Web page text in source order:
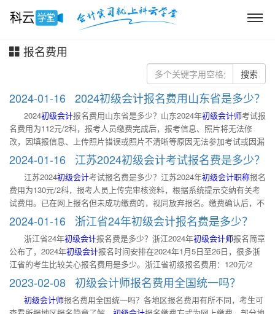
报名费用
搜索
2024-01-16 2024初级会计报名费用山东省是多少？
2024初级会计报名费用山东省是多少？山东2024年初级会计师考试报
名费用为112元/2科，报考人员缴费完成后，报考信息、照片将无法修
改，因填报信息、上传照片错误或照片不清晰等原因无法参加考试或因漏
缴费用导致报名失败的，由报考人员自行承担责任。 ✅ 各地报名时间&入
口汇总 ✅ 报名流程 ✅各地政策查询 ✅ 辅导教材 一、2024初级会计报名
费用山东省是多少？ 2024江苏初级会计报名考务费每科次56元。报考人
员务必在规定期限内完成初级会计师报名、缴费等事宜，填报信息应真实
完整，照片应人脸清晰、亮度适中。报考人员缴费完成后，报考信息、照
片将无法修改，因填报信息、上传照片错误或照片不清晰等原因无法参加
级会计备考应该做哪些题？ 1.章节习题：章节习题是比较基础性的题目，
在学完一个单选的内容后，做一做章节练习题，可以帮助考生进一步理解
和巩固学完的知识点。 2.历年真题：初级会计历年真题对于各位考生来说
是非常贴近考试的习题了，正常来讲，考生把教材上知识点复习完一遍
后，就可以去做历年真题了。 3.模拟试卷：在冲刺阶段，考生还要做一做
模
2024-01-16 江苏2024初级会计考试报名费是多少？
江苏2024初级会计考试报名费是多少？江苏2024年初级会计职称报名
费用为130元/2科，报考人员上传完审核资料，根据系统提示交纳有关考
试费用。已在网上报名但未成功缴费的，视同放弃报名。缴费确认后，不
再办理退费。 ✅ 各地报名时间&入口汇总 ✅ 报名流程 ✅各地政策查询 ✅
辅导教材 一、江苏2024初级会计考试报名费是多少？ 江苏2024初级会计
考试报名费已发布，依据苏价费函[2011]30号文件规定，我省会计初级资
格考试收费标准为：报名费，每人10元。考试费，每科60元。 二、初级
会计教材会有变化吗？ 初级会计考试教材每年都会有一些改动，但是每
年的变化程度不太一样。有些年度变化大一些，有些年度只进行小的修
教材及时学习，大家很有可能在考场丢分。因此教材还是很重要的。
2024-01-16 浙江省24年初级会计报名费是多少？
浙江省24年初级会计报名费是多少？浙江2024年初级会计师报名简章
公布了，2024年初级会计报名时间安排在2024年1月5日至26日，很多浙
江省的考生比较关心报名费用是多少。浙江省初级报名费用：120元/2
科！更多内容请阅读下文了解。 ✅ 各地报名时间&入口汇总 ✅ 报名流程
✅各地政策查询 ✅ 辅导教材 一、浙江省24年初级会计报名费是多少？ 浙
江省会计专业技术资格考试考务费按照浙价费〔2016〕71号文件规定的
2023-02-08 初级会计师报名费用全国统一吗？
初级会计师报名费用全国统一吗？各地区报名费用有所不同，考生可